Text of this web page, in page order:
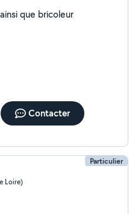
que bricoleur
Contacter
Particulier
Loire)